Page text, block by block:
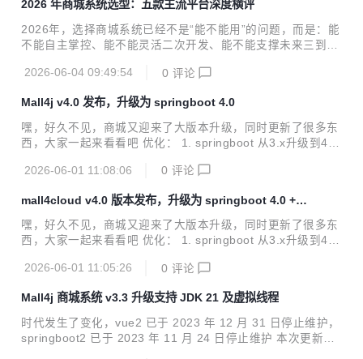
速度和后续扩展来比较。对于小商家，SaaS通常更快；对于
要做自有平台、二次开发、系统集成或多商户经营的企业，源
码型和私有化商城系统更值得重点评估。 2026年选商城系统
务模式是否覆盖 B2C、B2B2C、S2B2C、B2B2B 或跨境；是
2026 年商城系统选型：五款主流平台深度横评
2026年，选择商城系统已经不是“能不能用”的问题，而是：能
不能自主掌控、能不能灵活二次开发、能不能支撑未来三到五
功能完整度、二次开发友好度、综合成本、生态扩展能力五个
三大变化 与往年不同，今年选型背后有三条不可忽视的趋势：
AIGC全面渗透——从商品描述、智能客服到营销文案，AI能
力正在成为标配； 流量渠道一体化——抖音、微信、小红书、
线下门店数据需要打通； 国产信创合规趋严——数据主权、国
产化适配成为中大型企业的硬性要求。 这三条趋势意味着：你
2026-06-04 09:49:54 0 评论
Mall4j v4.0 发布，升级为 springboot 4.0
嘿，好久不见，商城又迎来了大版本升级，同时更新了很多东
西，大家一起来看看吧 优化： 1. springboot 从3.x升级到4.x
xinjava升级到4.8.0 5. springdoc升级到3.0.2 6. 移除fastjson
记录 对于不知道咋搭建开发环境的同学还增加了开发环境搭建
的视频噢。 Spring官方宣布，SpringBoot3于2026年6月底停
止维护。新项目建议使用SpringBoot4，本商城...
2026-06-01 11:08:06 0 评论
mall4cloud v4.0 版本发布，升级为 springboot 4.0 + s
pringcloud 2025
嘿，好久不见，商城又迎来了大版本升级，同时更新了很多东
西，大家一起来看看吧 优化： 1. springboot 从3.x升级到4.x
ing-cloud 2024.0.1升级到2025.1.1 5. spring-cloud-alibaba
r升级到4.0.1 7. pagehelper-spring-boot-starter升级到2.1.1
8. weixinjava升级到4.8.0 ...
2026-06-01 11:05:26 0 评论
Mall4j 商城系统 v3.3 升级支持 JDK 21 及虚拟线程
时代发生了变化，vue2 已于 2023 年 12 月 31 日停止维护，
springboot2 已于 2023 年 11 月 24 日停止维护 本次更新：